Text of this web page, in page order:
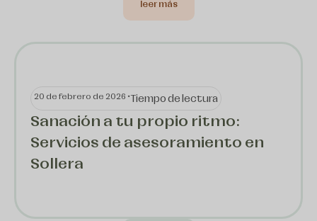
leer más
20 de febrero de 2026 •Tiempo de lectura
Sanación a tu propio ritmo:
Servicios de asesoramiento en
Sollera